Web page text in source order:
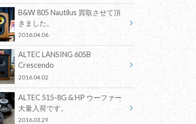
B&W 805 Nautilus 買取させて頂
きました。
2016.04.06
ALTEC LANSING 605B
Crescendo
2016.04.02
ALTEC 515-8G & HP ウーファー
大量入荷です。
2016.03.29